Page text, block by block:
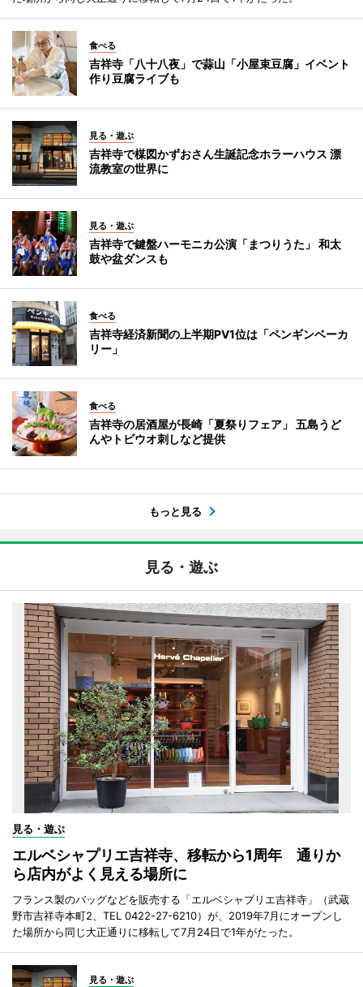
食べる
吉祥寺「八十八夜」で蒜山「小屋束豆腐」イベント
作り豆腐ライブも
見る・遊ぶ
吉祥寺で楳図かずおさん生誕記念ホラーハウス 漂
流教室の世界に
見る・遊ぶ
吉祥寺で鍵盤ハーモニカ公演「まつりうた」 和太
鼓や盆ダンスも
食べる
吉祥寺経済新聞の上半期PV1位は「ペンギンベーカ
リー」
食べる
吉祥寺の居酒屋が長崎「夏祭りフェア」 五島うど
んやトビウオ刺しなど提供
もっと見る
見る・遊ぶ
見る・遊ぶ
エルベシャプリエ吉祥寺、移転から1周年 通りか
ら店内がよく見える場所に
フランス製のバッグなどを販売する「エルベシャプリエ吉祥寺」（武蔵
野市吉祥寺本町2、TEL 0422-27-6210）が、2019年7月にオープンし
た場所から同じ大正通りに移転して7月24日で1年がたった。
見る・遊ぶ